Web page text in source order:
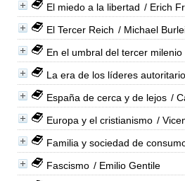
El miedo a la libertad / Erich
El Tercer Reich / Michael
En el umbral del tercer milenio
La era de los líderes
España de cerca y de lejos /
Europa y el cristianismo /
Familia y sociedad de
Fascismo / Emilio Gentile